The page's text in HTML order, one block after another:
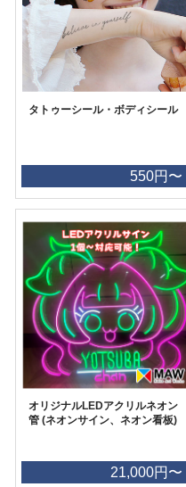
タトゥーシール・ボディシール
550円〜
オリジナルLEDアクリルネオン
管 (ネオンサイン、ネオン看板)
21,000円〜